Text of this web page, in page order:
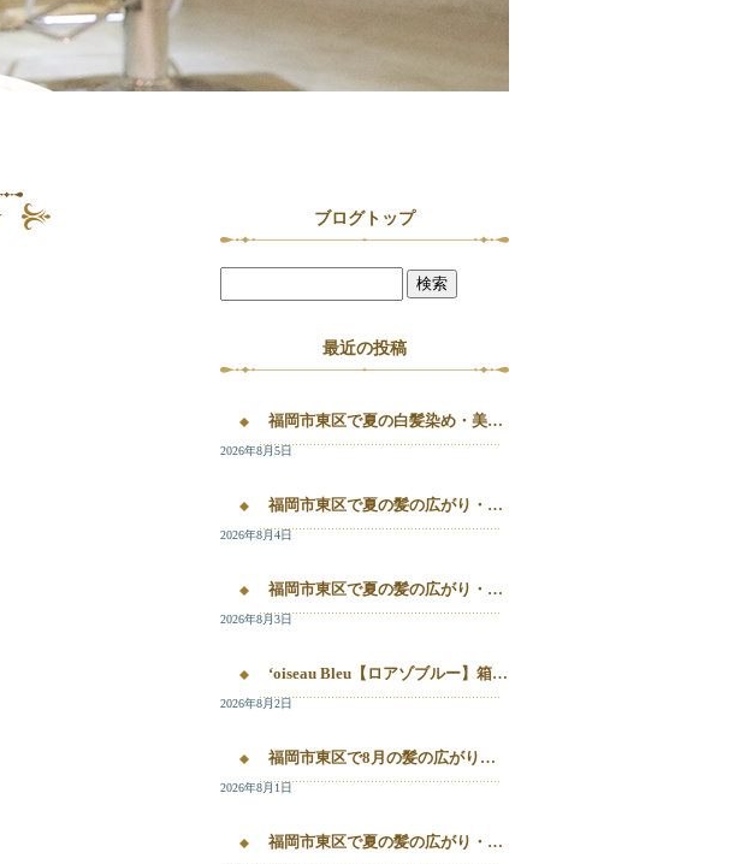
ブログトップ
最近の投稿
福岡市東区で夏の白髪染め・美容液カラー・髪質改善を相談したい方へ｜箱崎・千早のL’oiseau Bleu
2026年8月5日
福岡市東区で夏の髪の広がり・白髪染め・美容液カラーを相談したい方へ｜箱崎・千早のL’oiseau Bleu
2026年8月4日
福岡市東区で夏の髪の広がり・白髪染め・美容液カラーを相談したい方へ｜箱崎・千早のL’oiseau Bleu
2026年8月3日
‘oiseau Bleu【ロアゾブルー】箱崎店】 福岡市東区箱崎で、夏の白髪染めやカラー後の毛先のパサつき、髪の艶不足が気になる方へ。
2026年8月2日
福岡市東区で8月の髪の広がり・白髪染め・美容液カラーを相談するなら
2026年8月1日
福岡市東区で夏の髪の広がり・白髪染め・美容液カラーを相談したい方へ｜箱崎・千早のL’oiseau Bleu